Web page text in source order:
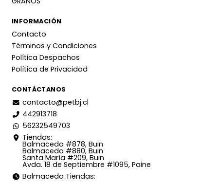
INFORMACIÓN
Contacto
Términos y Condiciones
Política Despachos
Política de Privacidad
CONTÁCTANOS
contacto@petbj.cl
442913718
56232549703
Tiendas:
Balmaceda #878, Buin
Balmaceda #880, Buin
Santa María #209, Buin
Avda. 18 de Septiembre #1095, Paine
Balmaceda Tiendas: